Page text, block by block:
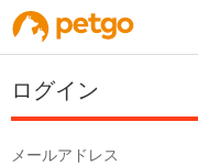
ログイン
メールアドレス